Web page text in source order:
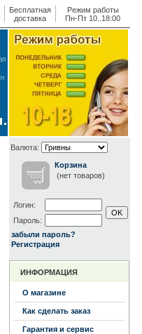
Бесплатная
доставка
Режим работы
Пн-Пт 10..18:00
Валюта:
Корзина
(нет товаров)
Логин:
Пароль:
забыли пароль?
Регистрация
ИНФОРМАЦИЯ
О магазине
Как сделать заказ
Гарантия и сервис